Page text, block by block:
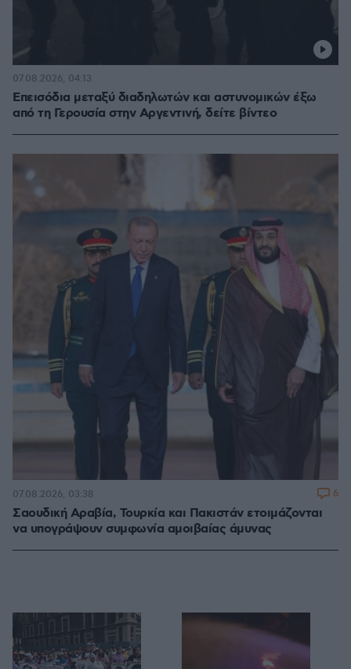
Επεισόδια μεταξύ διαδηλωτών και αστυνομικών έξω
από τη Γερουσία στην Αργεντινή, δείτε βίντεο
07.08.2026, 04:13
Σαουδική Αραβία, Τουρκία και Πακιστάν ετοιμάζονται
να υπογράψουν συμφωνία αμοιβαίας άμυνας
07.08.2026, 03:38 6